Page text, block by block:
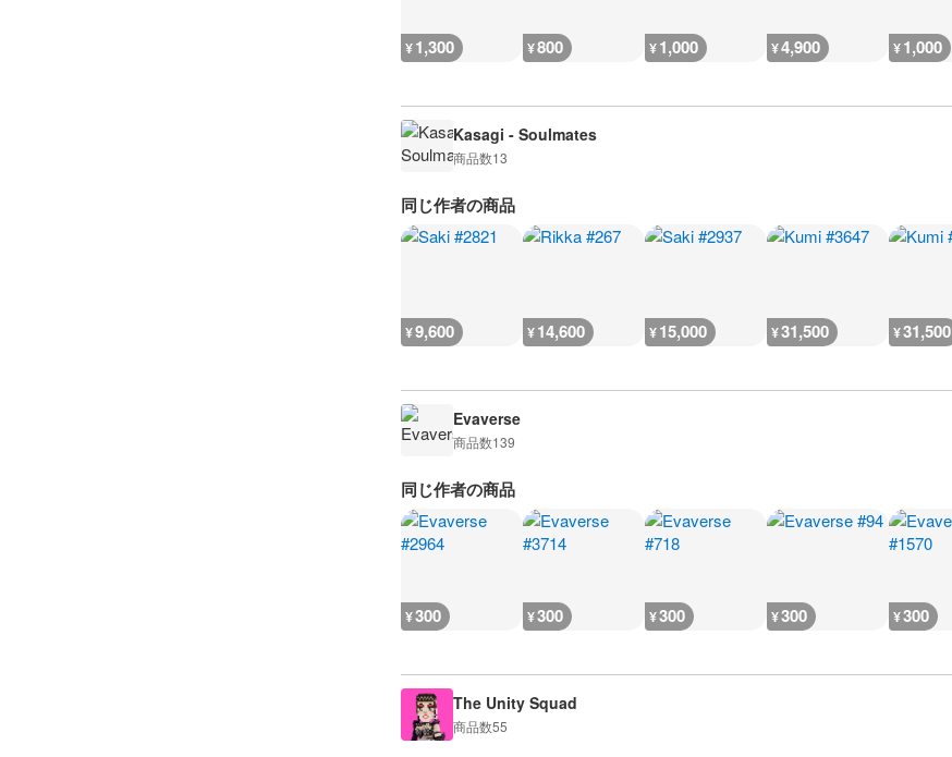
¥1,300 ¥800 ¥1,000 ¥4,900 ¥1,000
Kasagi - Soulmates
商品数13
同じ作者の商品
¥9,600 ¥14,600 ¥15,000 ¥31,500 ¥31,500
Evaverse
商品数139
同じ作者の商品
¥300 ¥300 ¥300 ¥300 ¥300
The Unity Squad
商品数55